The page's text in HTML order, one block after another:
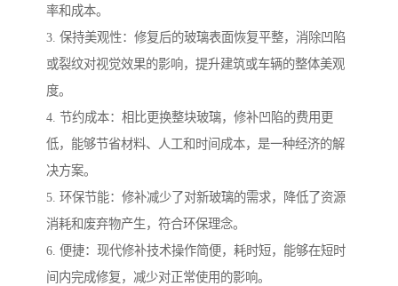
率和成本。
3. 保持美观性：修复后的玻璃表面恢复平整，消除凹陷
或裂纹对视觉效果的影响，提升建筑或车辆的整体美观
度。
4. 节约成本：相比更换整块玻璃，修补凹陷的费用更
低，能够节省材料、人工和时间成本，是一种经济的解
决方案。
5. 环保节能：修补减少了对新玻璃的需求，降低了资源
消耗和废弃物产生，符合环保理念。
6. 便捷：现代修补技术操作简便，耗时短，能够在短时
间内完成修复，减少对正常使用的影响。